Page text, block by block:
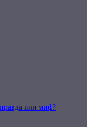
или миф?